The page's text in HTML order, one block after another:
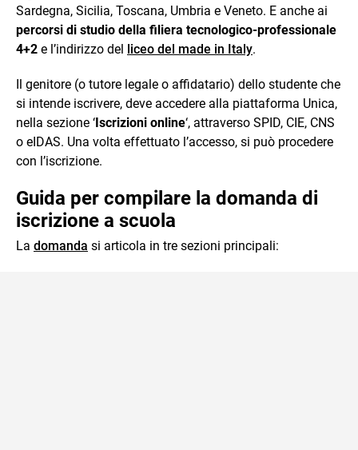
Sardegna, Sicilia, Toscana, Umbria e Veneto. E anche ai
percorsi di studio della filiera tecnologico-professionale
4+2 e l’indirizzo del liceo del made in Italy.
Il genitore (o tutore legale o affidatario) dello studente che
si intende iscrivere, deve accedere alla piattaforma Unica,
nella sezione ‘Iscrizioni online‘, attraverso SPID, CIE, CNS
o eIDAS. Una volta effettuato l’accesso, si può procedere
con l’iscrizione.
Guida per compilare la domanda di
iscrizione a scuola
La domanda si articola in tre sezioni principali: